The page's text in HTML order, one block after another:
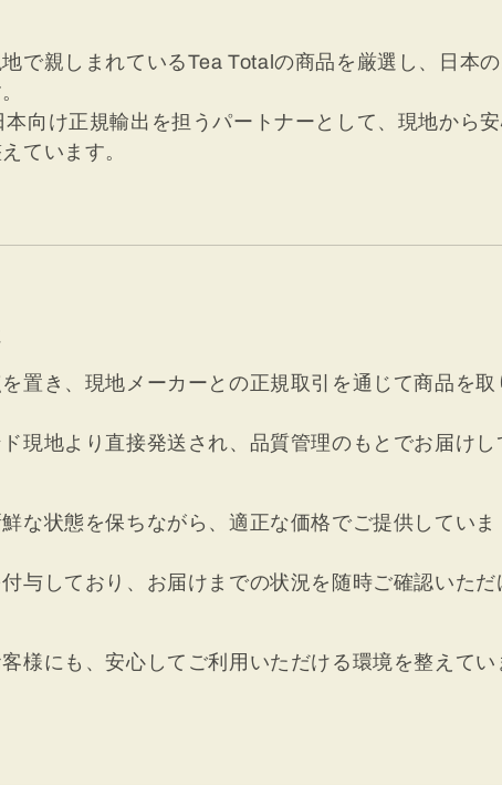
で親しまれているTea Totalの商品を厳選し、日本
向け正規輸出を担うパートナーとして、現地から
ています。
置き、現地メーカーとの正規取引を通じて商品を取
現地より直接発送され、品質管理のもとでお届けし
な状態を保ちながら、適正な価格でご提供していま
与しており、お届けまでの状況を随時ご確認いただ
様にも、安心してご利用いただける環境を整えてい